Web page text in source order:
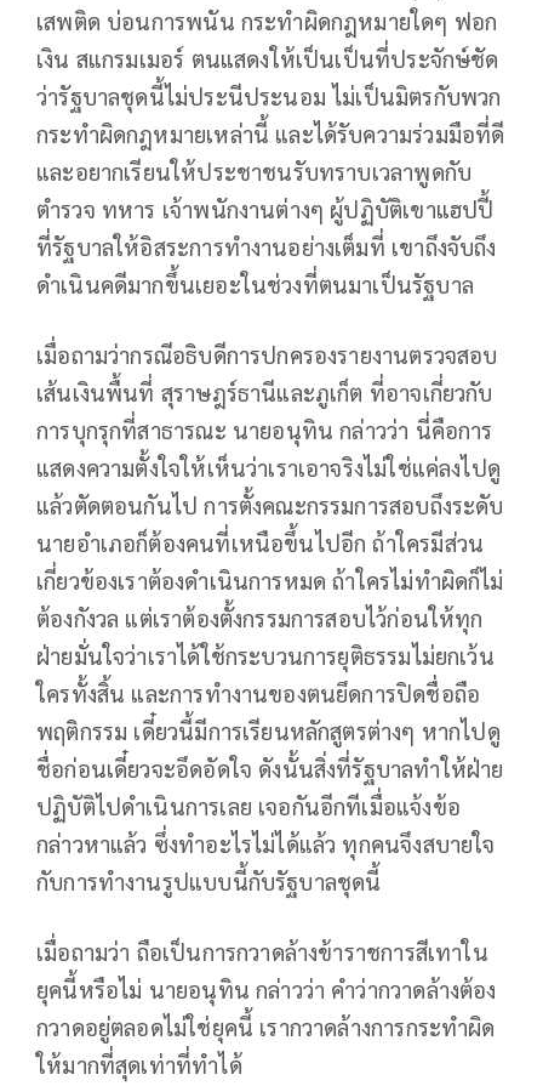
เสพติด บ่อนการพนัน กระทำผิดกฎหมายใดๆ ฟอก
เงิน สแกรมเมอร์ ตนแสดงให้เป็นเป็นที่ประจักษ์ชัด
ว่ารัฐบาลชุดนี้ไม่ประนีประนอม ไม่เป็นมิตรกับพวก
กระทำผิดกฎหมายเหล่านี้ และได้รับความร่วมมือที่ดี
และอยากเรียนให้ประชาชนรับทราบเวลาพูดกับ
ตำรวจ ทหาร เจ้าพนักงานต่างๆ ผู้ปฏิบัติเขาแฮปปี้
ที่รัฐบาลให้อิสระการทำงานอย่างเต็มที่ เขาถึงจับถึง
ดำเนินคดีมากขึ้นเยอะในช่วงที่ตนมาเป็นรัฐบาล
เมื่อถามว่ากรณีอธิบดีการปกครองรายงานตรวจสอบ
เส้นเงินพื้นที่ สุราษฎร์ธานีและภูเก็ต ที่อาจเกี่ยวกับ
การบุกรุกที่สาธารณะ นายอนุทิน กล่าวว่า นี่คือการ
แสดงความตั้งใจให้เห็นว่าเราเอาจริงไม่ใช่แค่ลงไปดู
แล้วตัดตอนกันไป การตั้งคณะกรรมการสอบถึงระดับ
นายอำเภอก็ต้องคนที่เหนือขึ้นไปอีก ถ้าใครมีส่วน
เกี่ยวข้องเราต้องดำเนินการหมด ถ้าใครไม่ทำผิดก็ไม่
ต้องกังวล แต่เราต้องตั้งกรรมการสอบไว้ก่อนให้ทุก
ฝ่ายมั่นใจว่าเราได้ใช้กระบวนการยุติธรรมไม่ยกเว้น
ใครทั้งสิ้น และการทำงานของตนยึดการปิดชื่อถือ
พฤติกรรม เดี๋ยวนี้มีการเรียนหลักสูตรต่างๆ หากไปดู
ชื่อก่อนเดี๋ยวจะอึดอัดใจ ดังนั้นสิ่งที่รัฐบาลทำให้ฝ่าย
ปฏิบัติไปดำเนินการเลย เจอกันอีกทีเมื่อแจ้งข้อ
กล่าวหาแล้ว ซึ่งทำอะไรไม่ได้แล้ว ทุกคนจึงสบายใจ
กับการทำงานรูปแบบนี้กับรัฐบาลชุดนี้
เมื่อถามว่า ถือเป็นการกวาดล้างข้าราชการสีเทาใน
ยุคนี้หรือไม่ นายอนุทิน กล่าวว่า คำว่ากวาดล้างต้อง
กวาดอยู่ตลอดไม่ใช่ยุคนี้ เรากวาดล้างการกระทำผิด
ให้มากที่สุดเท่าที่ทำได้